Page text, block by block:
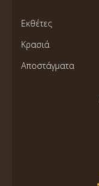
Εκθέτες
Κρασιά
Αποστάγματα